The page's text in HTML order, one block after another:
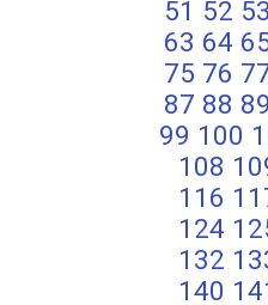
51 52 53
63 64
75 76
87 88 89
99 100
108
116
124
132
140